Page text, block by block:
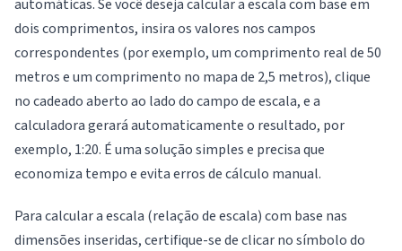
automáticas. Se você deseja calcular a escala com base em
dois comprimentos, insira os valores nos campos
correspondentes (por exemplo, um comprimento real de 50
metros e um comprimento no mapa de 2,5 metros), clique
no cadeado aberto ao lado do campo de escala, e a
calculadora gerará automaticamente o resultado, por
exemplo, 1:20. É uma solução simples e precisa que
economiza tempo e evita erros de cálculo manual.
Para calcular a escala (relação de escala) com base nas
dimensões inseridas, certifique-se de clicar no símbolo do